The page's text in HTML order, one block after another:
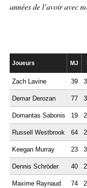
années de l’avoir avec
Joueurs MJ
Zach Lavine 39
Demar Derozan 77
Domantas Sabonis 19
Russell Westbrook 64
Keegan Murray 23
Dennis Schröder 40
Maxime Raynaud 74